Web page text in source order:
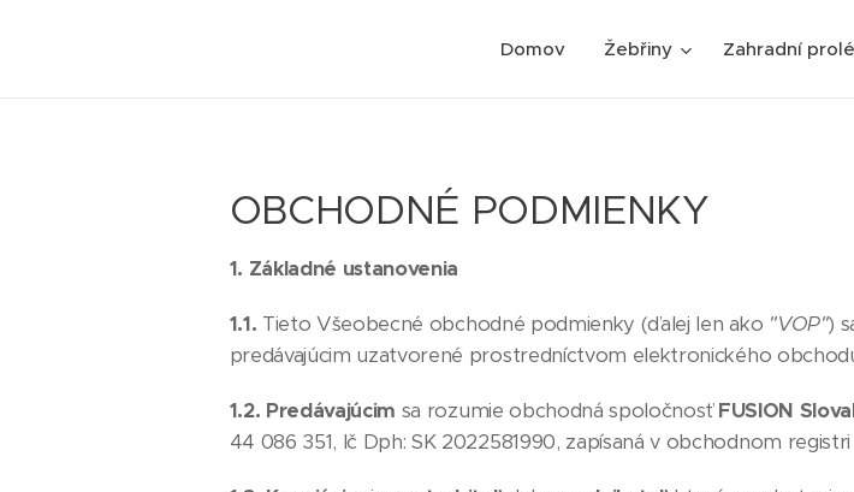
Domov Žebřiny Zahradní
OBCHODNÉ PODMIENKY
1. Základné ustanovenia
1.1. Tieto Všeobecné obchodné podmienky (ďalej len ako "VOP")
predávajúcim uzatvorené prostredníctvom elektronického
1.2. Predávajúcim sa rozumie obchodná spoločnosťFUSION
44 086 351, Ič Dph: SK 2022581990, zapísaná v obchodnom